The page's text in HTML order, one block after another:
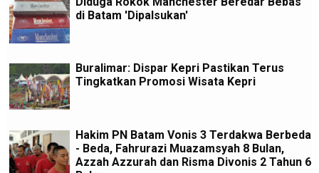
di Batam 'Dipalsukan'
Buralimar: Dispar Kepri Pastikan Terus
Tingkatkan Promosi Wisata Kepri
Hakim PN Batam Vonis 3 Terdakwa Berbeda
- Beda, Fahrurazi Muazamsyah 8 Bulan,
Azzah Azzurah dan Risma Divonis 2 Tahun 6